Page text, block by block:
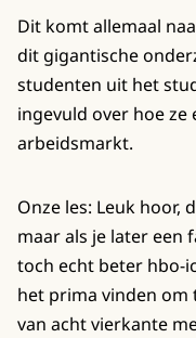
Dit komt allemaal
dit gigantische
studenten uit het
ingevuld over hoe
arbeidsmarkt.
Onze les: Leuk hoor,
maar als je later een
toch echt beter hbo-
het prima vinden
van acht vierkante